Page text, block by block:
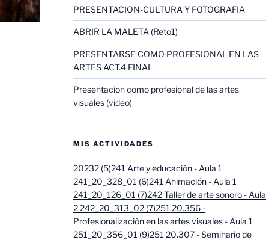
PRESENTACION-CULTURA Y FOTOGRAFIA
ABRIR LA MALETA (Reto1)
PRESENTARSE COMO PROFESIONAL EN LAS
ARTES ACT.4 FINAL
Presentacion como profesional de las artes
visuales (video)
MIS ACTIVIDADES
20232 (5)241 Arte y educación - Aula 1
241_20_328_01 (6)241 Animación - Aula 1
241_20_126_01 (7)242 Taller de arte sonoro - Aula
2 242_20_313_02 (7)251 20.356 -
Profesionalización en las artes visuales - Aula 1
251_20_356_01 (9)251 20.307 - Seminario de